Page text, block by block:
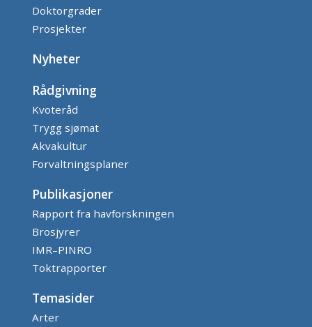
Doktorgrader
Prosjekter
Nyheter
Rådgivning
Kvoteråd
Trygg sjømat
Akvakultur
Forvaltningsplaner
Publikasjoner
Rapport fra havforskningen
Brosjyrer
IMR–PINRO
Toktrapporter
Temasider
Arter